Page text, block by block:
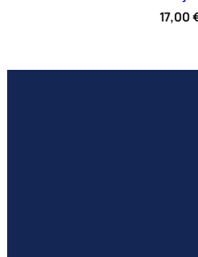
17,00